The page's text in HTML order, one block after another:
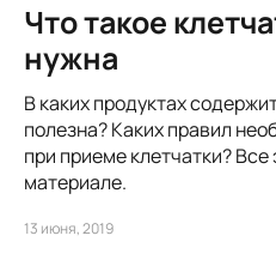
Что такое
нужна
В каких продуктах
полезна? Каких правил
при приеме клетчатки?
материале.
13 июня, 2019